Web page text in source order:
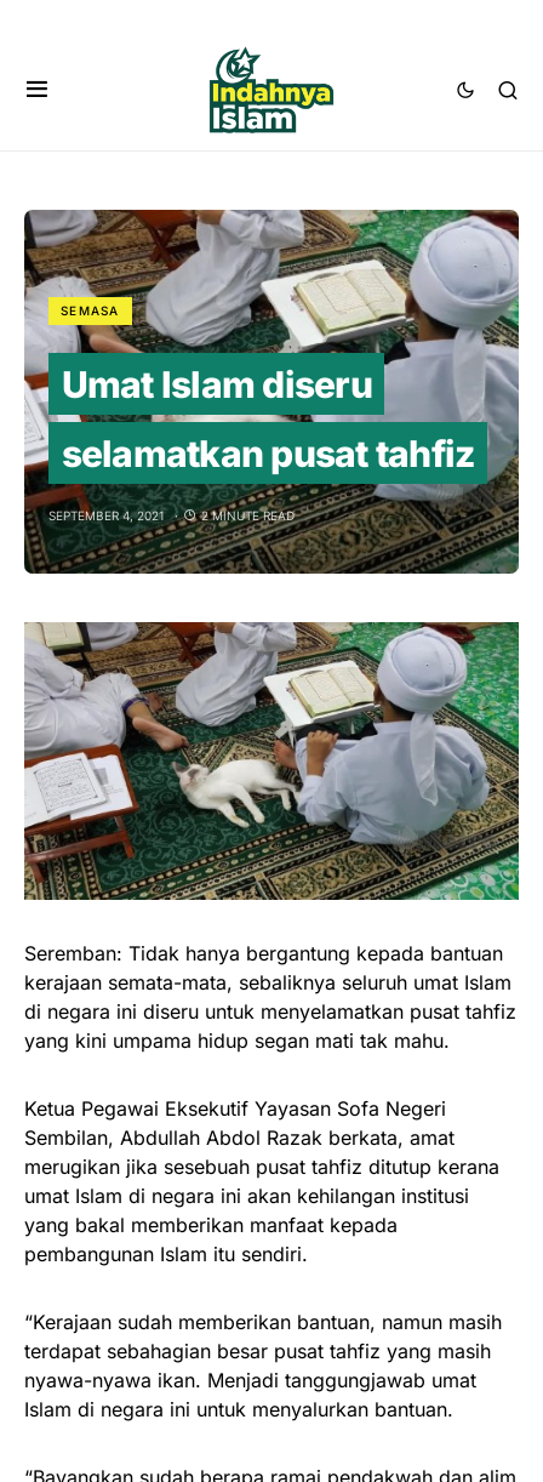
SEMASA
Umat Islam diseru
selamatkan pusat tahfiz
SEPTEMBER 4, 2021 2 MINUTE READ
Seremban: Tidak hanya bergantung kepada bantuan
kerajaan semata-mata, sebaliknya seluruh umat Islam
di negara ini diseru untuk menyelamatkan pusat tahfiz
yang kini umpama hidup segan mati tak mahu.
Ketua Pegawai Eksekutif Yayasan Sofa Negeri
Sembilan, Abdullah Abdol Razak berkata, amat
merugikan jika sesebuah pusat tahfiz ditutup kerana
umat Islam di negara ini akan kehilangan institusi
yang bakal memberikan manfaat kepada
pembangunan Islam itu sendiri.
“Kerajaan sudah memberikan bantuan, namun masih
terdapat sebahagian besar pusat tahfiz yang masih
nyawa-nyawa ikan. Menjadi tanggungjawab umat
Islam di negara ini untuk menyalurkan bantuan.